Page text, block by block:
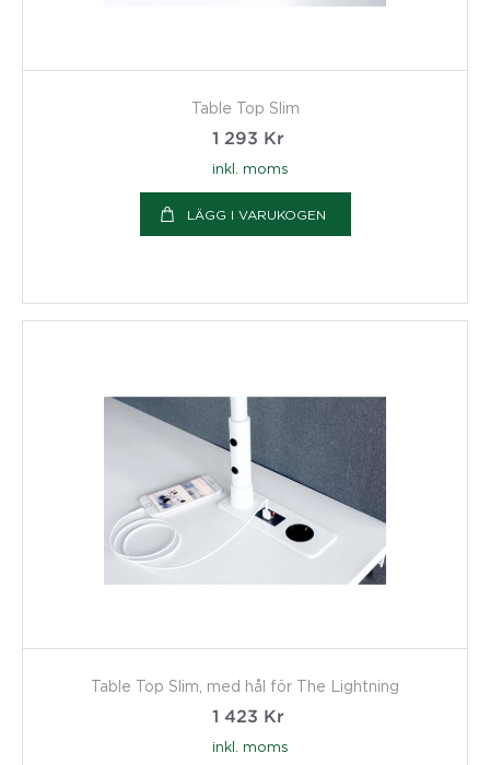
Table Top Slim
1 293 Kr
inkl. moms
LÄGG I VARUKOGEN
Table Top Slim, med hål för The Lightning
1 423 Kr
inkl. moms